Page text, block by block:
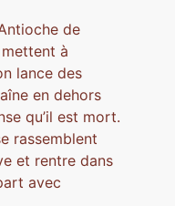
de
mettent à
lance des
en dehors
qu’il est mort.
rassemblent
et rentre dans
avec